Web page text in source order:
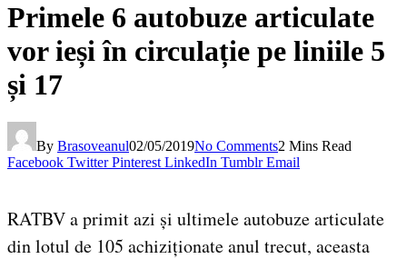
Primele 6 autobuze articulate
vor ieși în circulație pe liniile 5
și 17
By Brasoveanul02/05/2019No Comments2 Mins Read
Facebook Twitter Pinterest LinkedIn Tumblr Email
RATBV a primit azi și ultimele autobuze articulate
din lotul de 105 achiziționate anul trecut, aceasta